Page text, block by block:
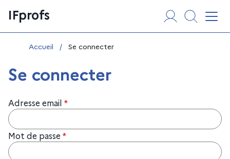
au
contenu
IFprofs
Vous êtes ici :
Accueil / Se connecter
Se connecter
Adresse email *
Mot de passe *